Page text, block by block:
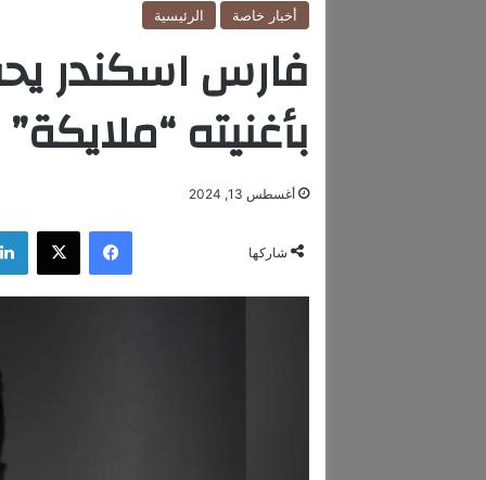
أخبار خاصة الرئيسية
فارس اسكندر
بأغنيته “ملايكة”
أغسطس 13, 2024
شاركها
فيسبوك ‫X